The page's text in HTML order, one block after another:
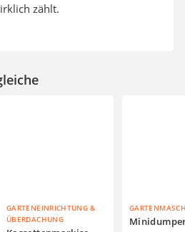
zählt.
GARTENEINRICHTUNG &
ÜBERDACHUNG